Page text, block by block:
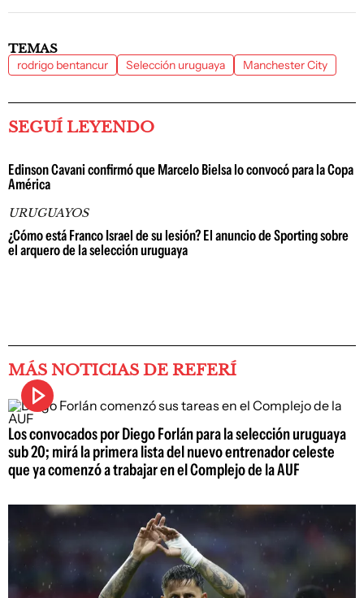
TEMAS
rodrigo bentancur Selección uruguaya Manchester City
SEGUÍ LEYENDO
Edinson Cavani confirmó que Marcelo Bielsa lo convocó para la Copa
América
URUGUAYOS
¿Cómo está Franco Israel de su lesión? El anuncio de Sporting sobre
el arquero de la selección uruguaya
MÁS NOTICIAS DE REFERÍ
Los convocados por Diego Forlán para la selección uruguaya
sub 20; mirá la primera lista del nuevo entrenador celeste
que ya comenzó a trabajar en el Complejo de la AUF